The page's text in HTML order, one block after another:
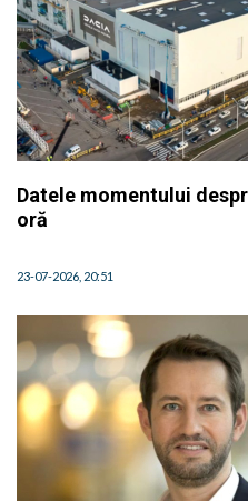
Datele momentului
oră
23-07-2026, 20:51